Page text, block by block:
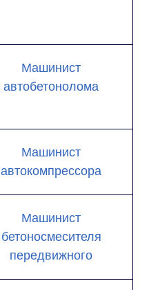
Машинист
автобетонолома
Машинист
автокомпрессора
Машинист
бетоносмесителя
передвижного